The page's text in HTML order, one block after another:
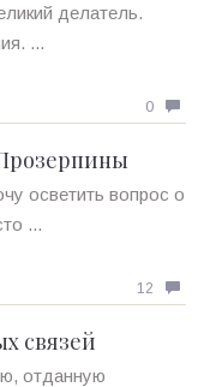
делатель.
...
0
осветить вопрос о
...
12
связей
отданную